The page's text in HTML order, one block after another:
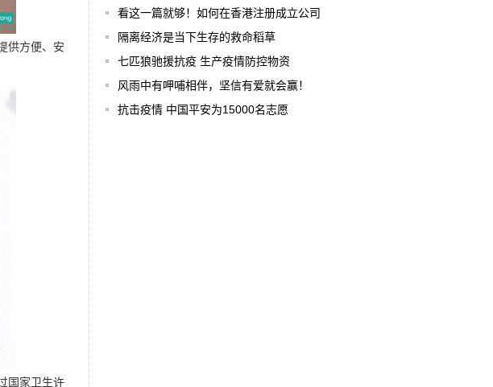
供方便、安
国家卫生许
看这一篇就够！如何在香港注册成立公司
隔离经济是当下生存的救命稻草
七匹狼驰援抗疫 生产疫情防控物资
风雨中有呷哺相伴，坚信有爱就会赢！
抗击疫情 中国平安为15000名志愿